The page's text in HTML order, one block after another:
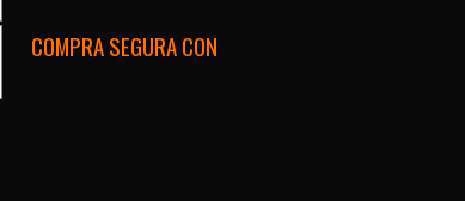
COMPRA SEGURA CON